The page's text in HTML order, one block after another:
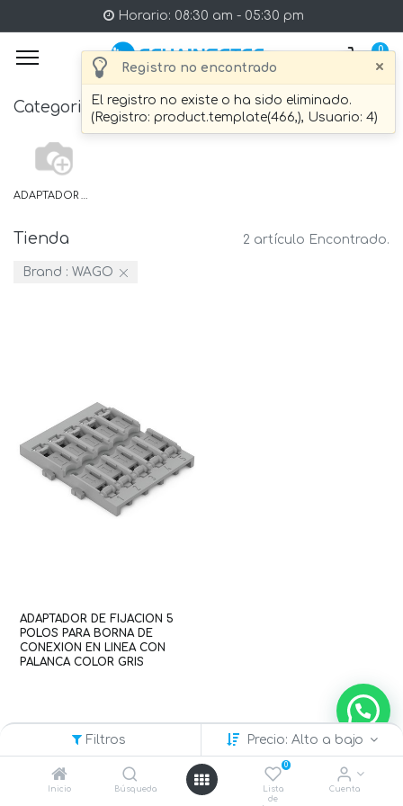
Registro no encontrado ×
El registro no existe o ha sido eliminado.
(Registro: product.template(466,), Usuario: 4)
Filtros Precio: Alto a bajo
Inicio Búsqueda
0
Lista
de
Cuenta
Horario: 08:30 am - 05:30 pm
0
Categories
ADAPTADOR DE FIJACION
Tienda 2 artículo Encontrado.
Brand : WAGO
ADAPTADOR DE FIJACION 5
POLOS PARA BORNA DE
CONEXION EN LINEA CON
PALANCA COLOR GRIS